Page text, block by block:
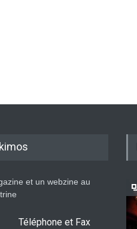
et un webzine au
Téléphone et Fax